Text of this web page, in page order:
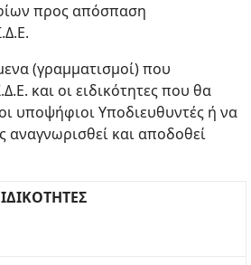
προς απόσπαση
(γραμματισμοί) που
και οι ειδικότητες που θα
υποψήφιοι Υποδιευθυντές ή να
αναγνωρισθεί και αποδοθεί